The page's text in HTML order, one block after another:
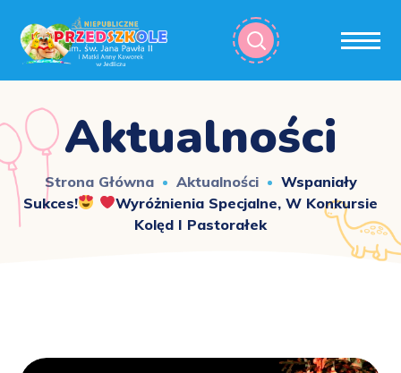
Aktualności
Strona Główna Aktualności
Wspaniały
Sukces!
Wyróżnienia Specjalne, W Konkursie
Kolęd I Pastorałek